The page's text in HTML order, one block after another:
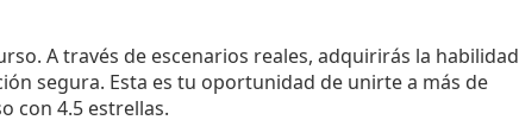
A través de escenarios reales, adquirirás la habilidad
segura. Esta es tu oportunidad de unirte a más de
con 4.5 estrellas.